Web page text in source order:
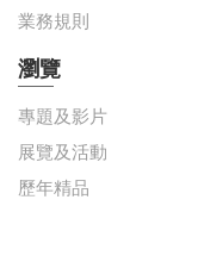
業務規則
瀏覽
專題及影片
展覽及活動
歷年精品